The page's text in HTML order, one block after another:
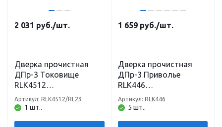
2 031 руб./шт.
Дверка прочистная
ДПр-3 Токовище
RLK4512
(182*140*35/200*157,5*
54) неокрашенная
1 шт..
Артикул: RLK4512/RL23
1 659 руб./шт.
Дверка прочистная
ДПр-3 Приволье
RLK446
(182*140*35/200*157,5
*54) неокрашенная
5 шт..
Артикул: RLK446